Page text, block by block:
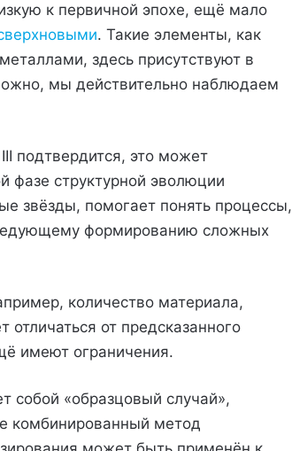
к первичной эпохе, ещё мало
. Такие элементы, как
здесь присутствуют в
мы действительно наблюдаем
подтвердится, это может
фазе структурной эволюции
звёзды, помогает понять процессы,
формированию сложных
количество материала,
от предсказанного
имеют ограничения.
собой «образцовый случай»,
комбинированный метод